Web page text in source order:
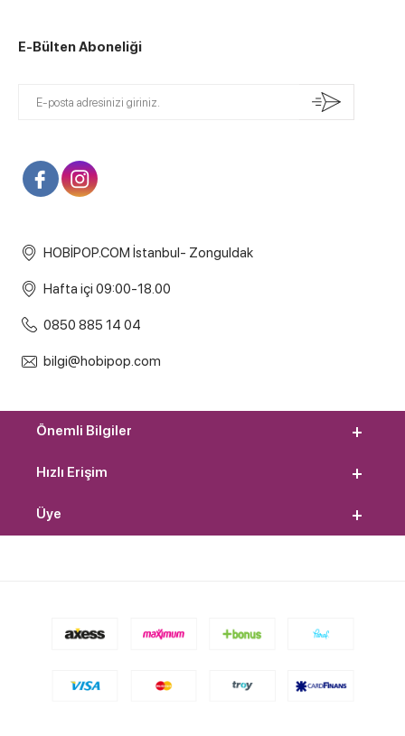
E-Bülten Aboneliği
HOBİPOP.COM İstanbul- Zonguldak
Hafta içi 09:00-18.00
0850 885 14 04
bilgi@hobipop.com
Önemli Bilgiler
Hızlı Erişim
Üye